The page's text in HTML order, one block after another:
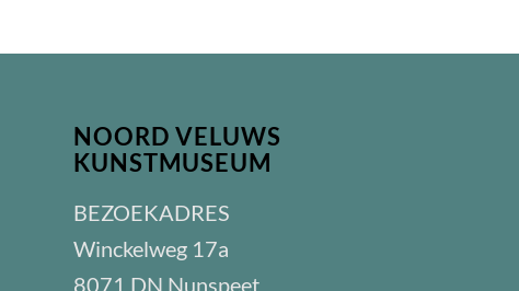
NOORD VELUWS
KUNSTMUSEUM
BEZOEKADRES
Winckelweg 17a
8071 DN Nunspeet